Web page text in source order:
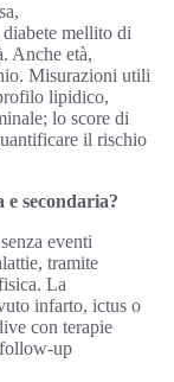
mellito di
Anche età,
Misurazioni utili
lipidico,
lo score di
il rischio
secondaria?
eventi
tramite
La
infarto, ictus o
con terapie
up